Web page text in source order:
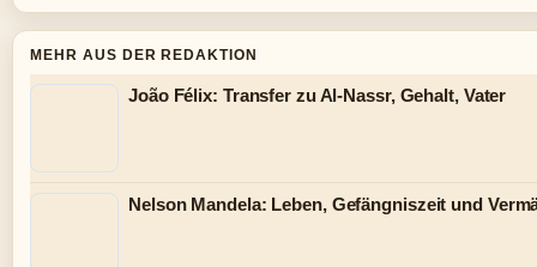
MEHR AUS DER REDAKTION
João Félix: Transfer zu Al-Nassr, Gehalt, Vater
Nelson Mandela: Leben, Gefängniszeit und